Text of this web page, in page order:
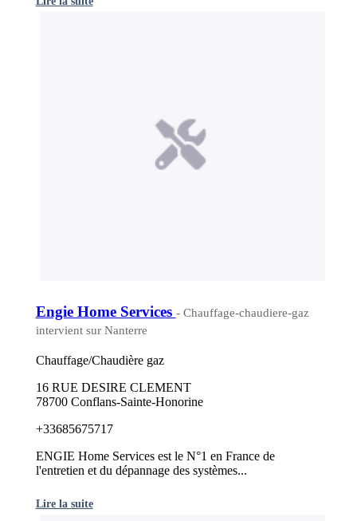
Engie Home Services - Chauffage-chaudiere-gaz
intervient sur Nanterre
Chauffage/Chaudière gaz
16 RUE DESIRE CLEMENT
78700 Conflans-Sainte-Honorine
+33685675717
ENGIE Home Services est le N°1 en France de
l'entretien et du dépannage des systèmes...
Lire la suite